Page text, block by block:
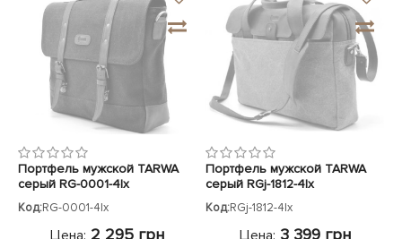
Портфель мужской TARWA
серый RG-0001-4lx
Код:RG-0001-4lx
Цена: 2 295 грн
Портфель мужской TARWA
серый RGj-1812-4lx
Код:RGj-1812-4lx
Цена: 3 399 грн